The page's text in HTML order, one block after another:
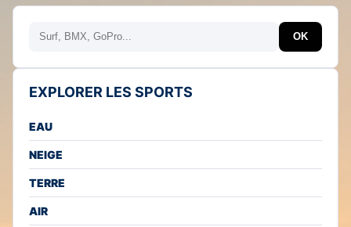
Rechercher OK
EXPLORER LES SPORTS
EAU
NEIGE
TERRE
AIR